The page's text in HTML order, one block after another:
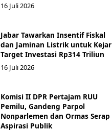
16 Juli 2026
Jabar Tawarkan Insentif Fiskal
dan Jaminan Listrik untuk Kejar
Target Investasi Rp314 Triliun
16 Juli 2026
Komisi II DPR Pertajam RUU
Pemilu, Gandeng Parpol
Nonparlemen dan Ormas Serap
Aspirasi Publik